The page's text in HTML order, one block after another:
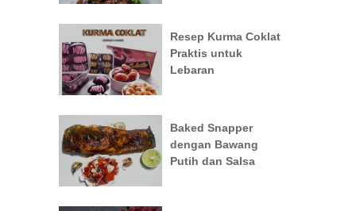
Resep Kurma Coklat
Praktis untuk
Lebaran
Baked Snapper
dengan Bawang
Putih dan Salsa